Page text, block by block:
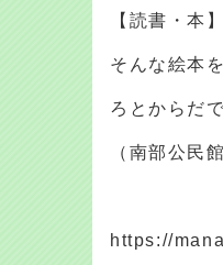
【読書・本
そんな絵本
ろとからだ
（南部公民館
https://